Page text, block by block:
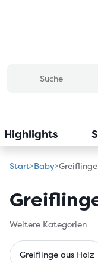
Highlights
Start Baby Greiflinge
Weitere Kategorien
Greiflinge aus Holz